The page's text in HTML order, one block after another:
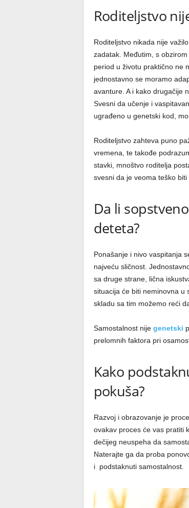
Roditeljstvo
Roditeljstvo nikada nije
zadatak. Međutim, s
period u životu praktično ne
jednostavno se moramo
avanture. A i kako drugačije
Svesni da učenje i
ugrađeno u genetski kod,
Roditeljstvo zahteva puno
vremena, te takođe
stavki, mnoštvo roditelja
svesni da je veoma teško biti
Da li
deteta?
Ponašanje i nivo vaspitanja
najveću sličnost.
sa druge strane, lična
situacija će biti neminovna u
skladu sa tim možemo reći
Samostalnost nije genetski
prelomnih faktora pri
Kako
pokuša?
Razvoj i obrazovanje je
ovakav proces će vas pratiti
dečijeg neuspeha da
Naterajte ga da proba
i podstaknuti samostalnost.